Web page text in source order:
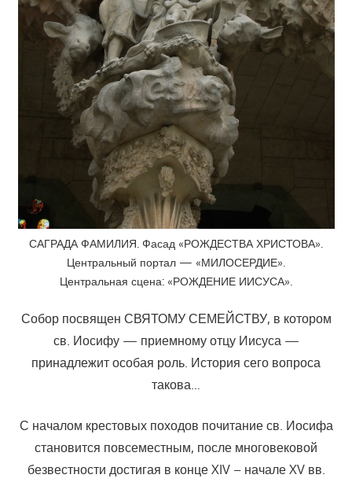
САГРАДА ФАМИЛИЯ. Фасад «РОЖДЕСТВА ХРИСТОВА».
Центральный портал — «МИЛОСЕРДИЕ».
Центральная сцена: «РОЖДЕНИЕ ИИСУСА».
Собор посвящен СВЯТОМУ СЕМЕЙСТВУ, в котором
св. Иосифу — приемному отцу Иисуса —
принадлежит особая роль. История сего вопроса
такова…
С началом крестовых походов почитание св. Иосифа
становится повсеместным, после многовековой
безвестности достигая в конце XIV – начале XV вв.